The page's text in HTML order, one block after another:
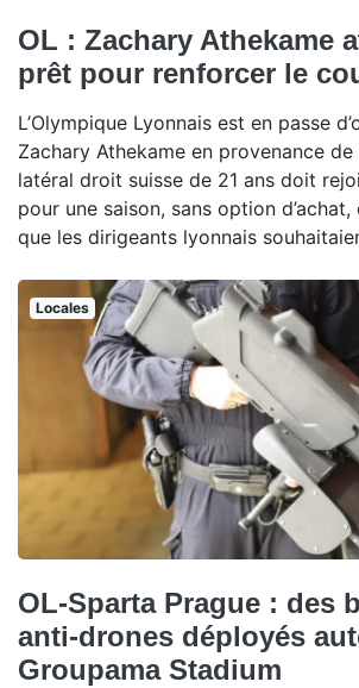
OL : Zachary Athekame
prêt pour renforcer le
L’Olympique Lyonnais est en passe
Zachary Athekame en provenance de
latéral droit suisse de 21 ans doit
pour une saison, sans option
que les dirigeants lyonnais
Locales
OL-Sparta Prague : des
anti-drones déployés
Groupama Stadium